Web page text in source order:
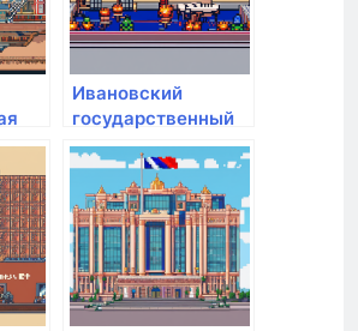
Ивановский
государственный
медицинский
университет
Минздрава России